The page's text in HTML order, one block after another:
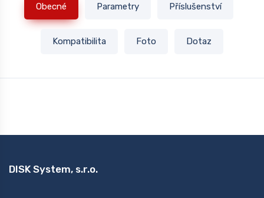
Obecné Parametry Příslušenství
Kompatibilita Foto Dotaz
DISK System, s.r.o.